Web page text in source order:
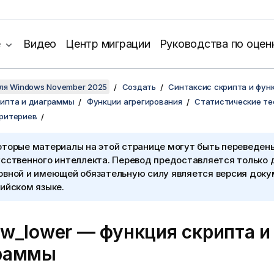
Видео Центр миграции Руководства по
Windows November 2025 Создать
Синтаксис скрипта и
и диаграммы
Функции агрегирования
Статистические
материалы на этой странице могут быть
интеллекта. Перевод предоставляется только
и имеющей обязательную силу является версия
языке.
— функция скриптa и